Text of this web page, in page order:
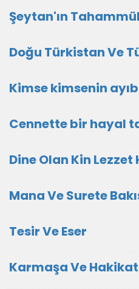
Şeytan'ın
Doğu Türkistan Ve
Kimse kimsenin
Cennette bir hayal
Dine Olan Kin
Mana Ve Surete
Tesir Ve Eser
Karmaşa Ve Hakikat